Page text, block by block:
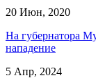
20 Июн, 2020
На губернатора
нападение
5 Апр, 2024